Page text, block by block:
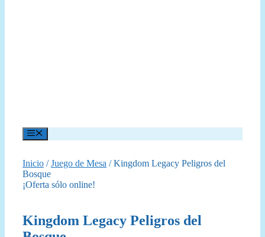
Menú
Inicio /Juego de Mesa / Kingdom Legacy Peligros del
Bosque
¡Oferta sólo online!
Kingdom Legacy Peligros del